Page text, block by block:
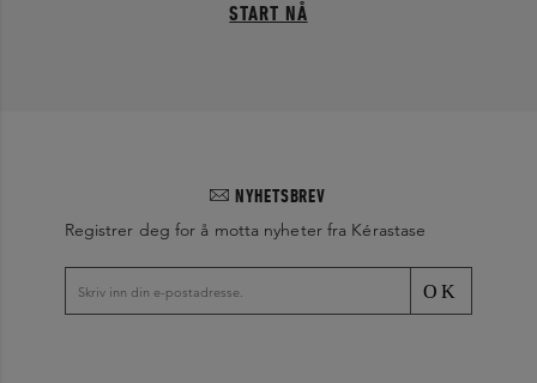
START NÅ
NYHETSBREV
Registrer deg for å motta nyheter fra Kérastase
OK